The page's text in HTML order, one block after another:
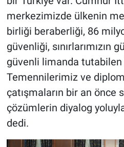
merkezimizde ülkenin
birliği beraberliği, 86
güvenliği, sınırlarımızın
güvenli limanda tutabilen
Temennilerimiz ve
çatışmaların bir an önce
çözümlerin diyalog
dedi.
Ne demişti
Nedir
Popüler
Programlar
Sağlık